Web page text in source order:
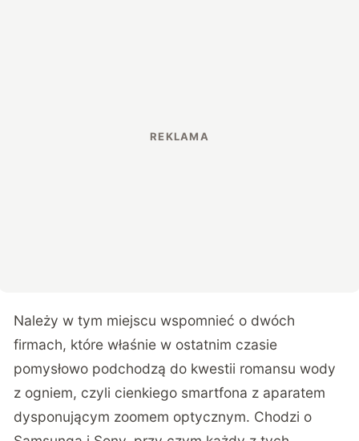
Należy w tym miejscu wspomnieć o dwóch
firmach, które właśnie w ostatnim czasie
pomysłowo podchodzą do kwestii romansu wody
z ogniem, czyli cienkiego smartfona z aparatem
dysponującym zoomem optycznym. Chodzi o